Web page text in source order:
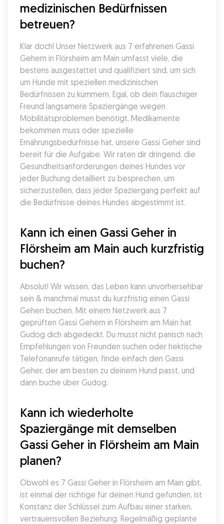
medizinischen Bedürfnissen
betreuen?
Klar doch! Unser Netzwerk aus 7 erfahrenen Gassi
Gehern in Flörsheim am Main umfasst viele, die
bestens ausgestattet und qualifiziert sind, um sich
um Hunde mit speziellen medizinischen
Bedürfnissen zu kümmern. Egal, ob dein flauschiger
Freund langsamere Spaziergänge wegen
Mobilitätsproblemen benötigt, Medikamente
bekommen muss oder spezielle
Ernährungsbedürfnisse hat, unsere Gassi Geher sind
bereit für die Aufgabe. Wir raten dir dringend, die
Gesundheitsanforderungen deines Hundes vor
jeder Buchung detailliert zu besprechen, um
sicherzustellen, dass jeder Spaziergang perfekt auf
die Bedürfnisse deines Hundes abgestimmt ist.
Kann ich einen Gassi Geher in
Flörsheim am Main auch kurzfristig
buchen?
Absolut! Wir wissen, das Leben kann unvorhersehbar
sein & manchmal musst du kurzfristig einen Gassi
Gehen buchen. Mit einem Netzwerk aus 7
geprüften Gassi Gehern in Flörsheim am Main hat
Gudog dich abgedeckt. Du musst nicht panisch nach
Empfehlungen von Freunden suchen oder hektische
Telefonanrufe tätigen, finde einfach den Gassi
Geher, der am besten zu deinem Hund passt, und
dann buche über Gudog.
Kann ich wiederholte
Spaziergänge mit demselben
Gassi Geher in Flörsheim am Main
planen?
Obwohl es 7 Gassi Geher in Flörsheim am Main gibt,
ist einmal der richtige für deinen Hund gefunden, ist
Konstanz der Schlüssel zum Aufbau einer starken,
vertrauensvollen Beziehung. Regelmäßig geplante